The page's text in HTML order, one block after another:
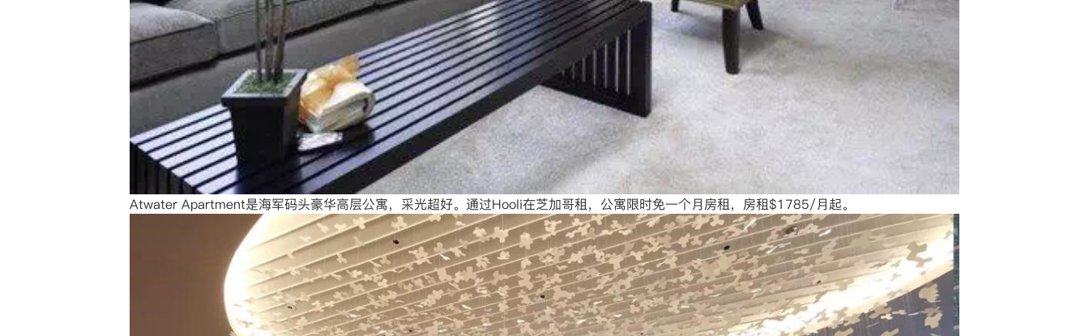
Atwater Apartment是海军码头豪华高层公寓，采光超好。通过Hooli在芝加哥租，公寓限时免一个月房租，房租$1785/月起。